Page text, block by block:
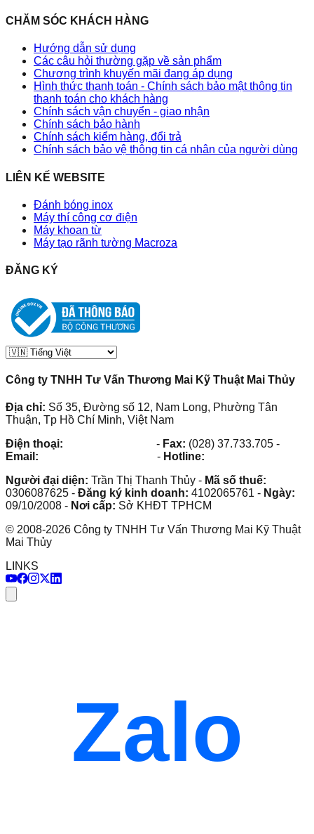
CHĂM SÓC KHÁCH HÀNG
Hướng dẫn sử dụng
Các câu hỏi thường gặp về sản phẩm
Chương trình khuyến mãi đang áp dụng
Hình thức thanh toán - Chính sách bảo mật thông tin
thanh toán cho khách hàng
Chính sách vận chuyển - giao nhận
Chính sách bảo hành
Chính sách kiểm hàng, đổi trả
Chính sách bảo vệ thông tin cá nhân của người dùng
LIÊN KẾ WEBSITE
Đánh bóng inox
Máy thí công cơ điện
Máy khoan từ
Máy tạo rãnh tường Macroza
ĐĂNG KÝ
Công ty TNHH Tư Vấn Thương Mai Kỹ Thuật Mai Thủy
Địa chỉ: Số 35, Đường số 12, Nam Long, Phường Tân
Thuận, Tp Hồ Chí Minh, Việt Nam
Điện thoại:
- Fax: (028) 37.733.705 -
Email:
- Hotline:
Người đại diện: Trần Thị Thanh Thủy - Mã số thuế:
0306087625 - Đăng ký kinh doanh: 4102065761 - Ngày:
09/10/2008 - Nơi cấp: Sở KHĐT TPHCM
© 2008-2026 Công ty TNHH Tư Vấn Thương Mai Kỹ Thuật
Mai Thủy
LINKS
Zalo